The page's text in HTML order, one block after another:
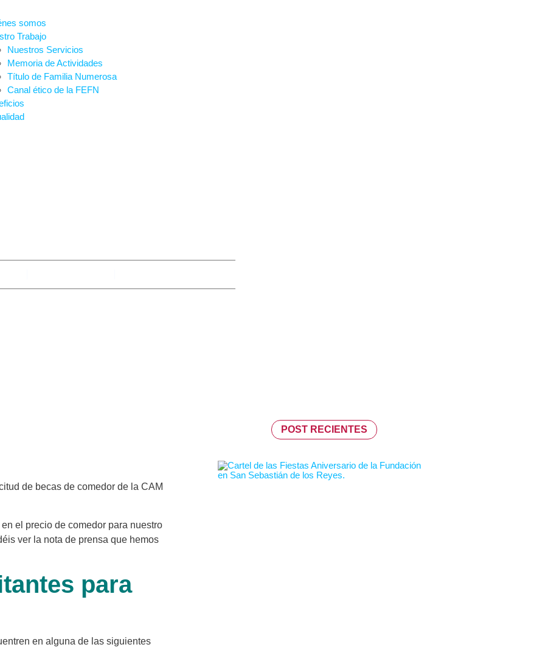
somos
Trabajo
Nuestros Servicios
Memoria de Actividades
Título de Familia Numerosa
Canal ético de la FEFN
de becas de comedor de la CAM
el precio de comedor para nuestro
ver la nota de prensa que hemos
para
en alguna de las siguientes
POST RECIENTES